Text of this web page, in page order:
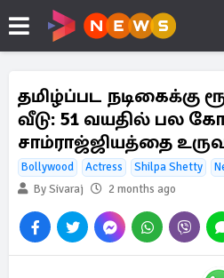
தமிழ்ப்பட நடிகைக்கு
வீடு: 51 வயதில் பல
சாம்ராஜ்ஜியத்தை
Bollywood Actress Shilpa Shetty
By Sivaraj
2 months ago